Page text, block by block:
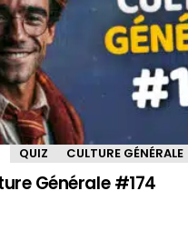
QUIZ CULTURE GÉNÉRALE
Générale #174